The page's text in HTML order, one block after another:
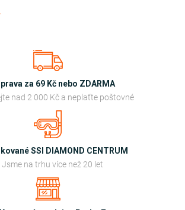
za 69 Kč nebo ZDARMA
nad 2 000 Kč a neplaťte poštovné
SSI DIAMOND CENTRUM
Jsme na trhu více než 20 let